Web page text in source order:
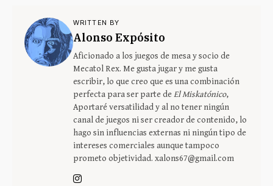
WRITTEN BY
Alonso Expósito
Aficionado a los juegos de mesa y socio de
Mecatol Rex. Me gusta jugar y me gusta
escribir, lo que creo que es una combinación
perfecta para ser parte deEl Miskatónico,
Aportaré versatilidad y al no tener ningún
canal de juegos ni ser creador de contenido, lo
hago sin influencias externas ni ningún tipo de
intereses comerciales aunque tampoco
prometo objetividad. xalons67@gmail.com